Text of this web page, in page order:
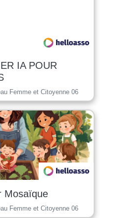
IA POUR
Femme et Citoyenne 06
Mosaïque
Femme et Citoyenne 06